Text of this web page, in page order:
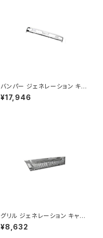
バンパー ジェネレーション キャ
ンター ワイド クローム メッキ フ
ロント 三菱 ふそう ZERO AP-
¥17,946
グリル ジェネレーション キャン
ター 標準 クローム メッキ フロ
ント 三菱 ふそう ZERO AP-T0
¥8,632